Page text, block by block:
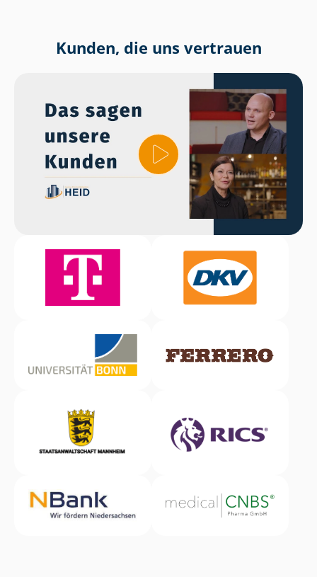
Kunden, die uns vertrauen